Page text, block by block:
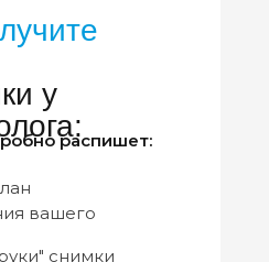
у
распишет:
вашего
снимки